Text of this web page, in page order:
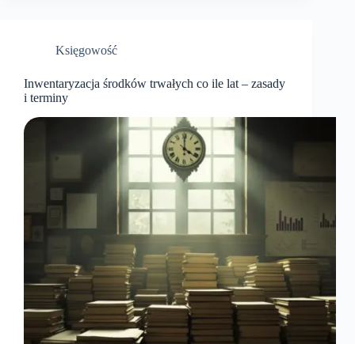
Księgowość
Inwentaryzacja środków trwałych co ile lat – zasady
i terminy